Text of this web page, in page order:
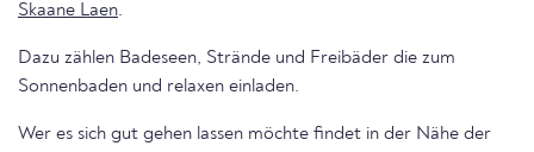
Skaane Laen.
Dazu zählen Badeseen, Strände und Freibäder die zum
Sonnenbaden und relaxen einladen.
Wer es sich gut gehen lassen möchte findet in der Nähe der